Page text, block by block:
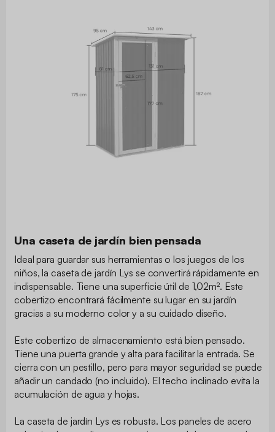
Una caseta de jardín bien pensada
Ideal para guardar sus herramientas o los juegos de los
niños, la caseta de jardín Lys se convertirá rápidamente en
indispensable. Tiene una superficie útil de 1,02m². Este
cobertizo encontrará fácilmente su lugar en su jardín
gracias a su moderno color y a su cuidado diseño.
Este cobertizo de almacenamiento está bien pensado.
Tiene una puerta grande y alta para facilitar la entrada. Se
cierra con un pestillo, pero para mayor seguridad se puede
añadir un candado (no incluido). El techo inclinado evita la
acumulación de agua y hojas.
La caseta de jardín Lys es robusta. Los paneles de acero